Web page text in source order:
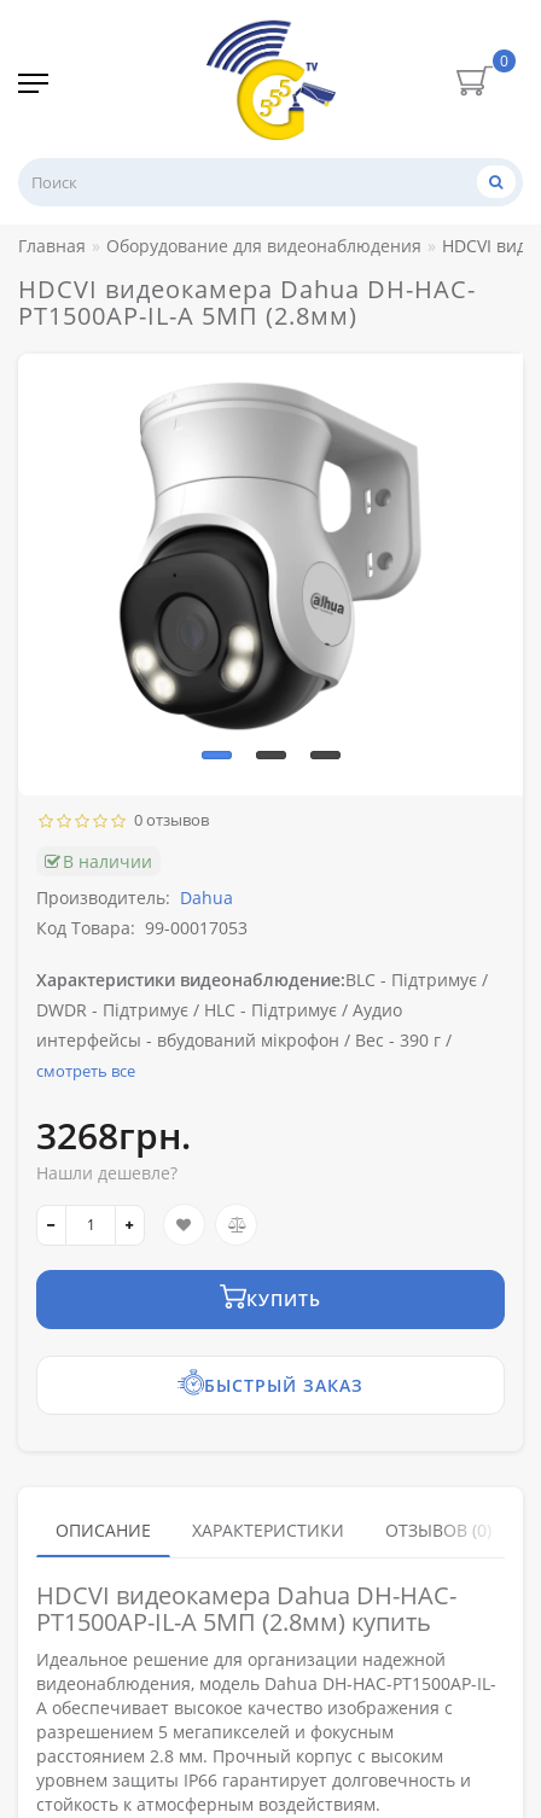
0
Главная Оборудование для видеонаблюдения HDCVI
HDCVI видеокамера Dahua DH-HAC-
PT1500AP-IL-A 5МП (2.8мм)
0 отзывов
В наличии
Производитель: Dahua
Код Товара: 99-00017053
Характеристики видеонаблюдение:BLC - Підтримує /
DWDR - Підтримує / HLC - Підтримує / Аудио
интерфейсы - вбудований мікрофон / Вес - 390 г /
смотреть все
3268грн.
Нашли дешевле?
КУПИТЬ
БЫСТРЫЙ ЗАКАЗ
ОПИСАНИЕ ХАРАКТЕРИСТИКИ ОТЗЫВОВ (0)
HDCVI видеокамера Dahua DH-HAC-
PT1500AP-IL-A 5МП (2.8мм) купить
Идеальное решение для организации надежной
видеонаблюдения, модель Dahua DH-HAC-PT1500AP-IL-
A обеспечивает высокое качество изображения с
разрешением 5 мегапикселей и фокусным
расстоянием 2.8 мм. Прочный корпус с высоким
уровнем защиты IP66 гарантирует долговечность и
стойкость к атмосферным воздействиям.